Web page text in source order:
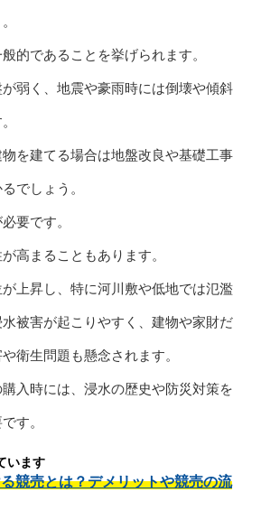
的であることを挙げられます。
弱く、地震や豪雨時には倒壊や傾斜
を建てる場合は地盤改良や基礎工事
でしょう。
要です。
高まることもあります。
上昇し、特に河川敷や低地では氾濫
被害が起こりやすく、建物や家財だ
衛生問題も懸念されます。
入時には、浸水の歴史や防災対策を
す。
います
競売とは？デメリットや競売の流